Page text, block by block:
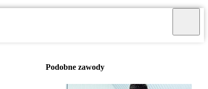
Podobne zawody